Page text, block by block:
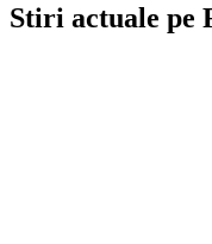
Stiri actuale pe